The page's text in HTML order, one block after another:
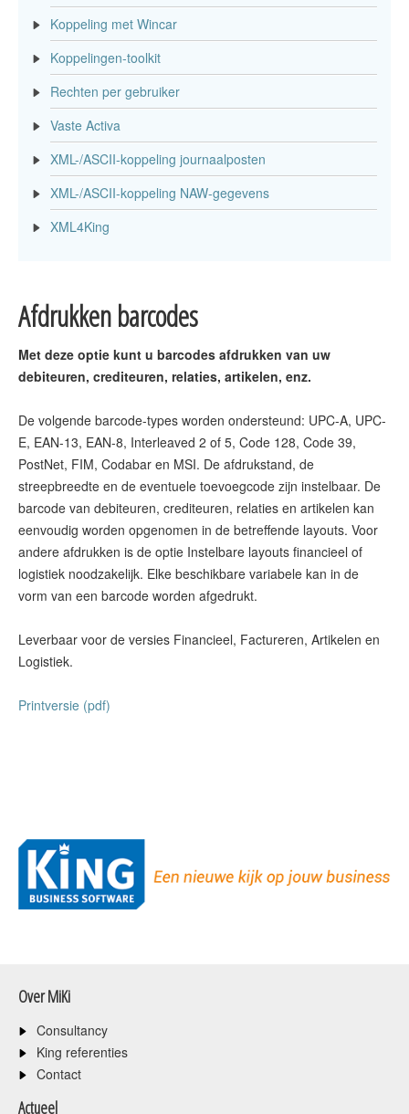
Koppeling met Wincar
Koppelingen-toolkit
Rechten per gebruiker
Vaste Activa
XML-/ASCII-koppeling journaalposten
XML-/ASCII-koppeling NAW-gegevens
XML4King
Afdrukken barcodes
Met deze optie kunt u barcodes afdrukken van uw
debiteuren, crediteuren, relaties, artikelen, enz.
De volgende barcode-types worden ondersteund: UPC-A, UPC-
E, EAN-13, EAN-8, Interleaved 2 of 5, Code 128, Code 39,
PostNet, FIM, Codabar en MSI. De afdrukstand, de
streepbreedte en de eventuele toevoegcode zijn instelbaar. De
barcode van debiteuren, crediteuren, relaties en artikelen kan
eenvoudig worden opgenomen in de betreffende layouts. Voor
andere afdrukken is de optie Instelbare layouts financieel of
logistiek noodzakelijk. Elke beschikbare variabele kan in de
vorm van een barcode worden afgedrukt.
Leverbaar voor de versies Financieel, Factureren, Artikelen en
Logistiek.
Printversie (pdf)
Over MiKi
Consultancy
King referenties
Contact
Actueel